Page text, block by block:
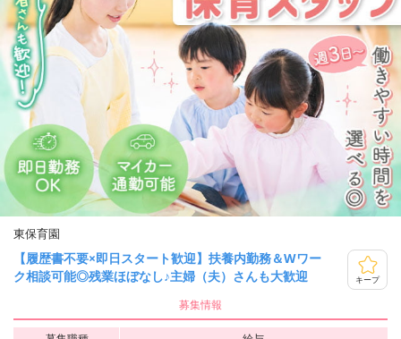
東保育園
【履歴書不要×即日スタート歓迎】扶養内勤務＆Wワー
ク相談可能◎残業ほぼなし♪主婦（夫）さんも大歓迎
キープ
募集情報